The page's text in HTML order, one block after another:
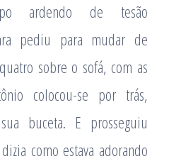
ardendo de tesão
pediu para mudar de
sobre o sofá, com as
colocou-se por trás,
buceta. E prosseguiu
como estava adorando